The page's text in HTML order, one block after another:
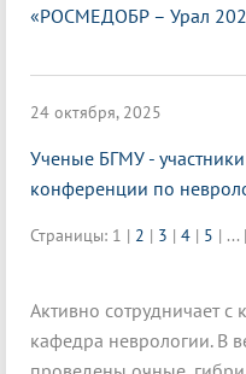
«РОСМЕДОБР – Урал
24 октября, 2025
Ученые БГМУ -
конференции по
Страницы: 1 | 2 | 3 | 4 | 5 | ... |
Активно сотрудничает с
кафедра неврологии. В